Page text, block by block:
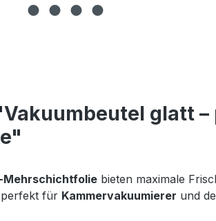
glatt
bieten maximale
perfekt für Kammervakuumierer und